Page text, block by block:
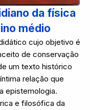
da física
médio
cujo objetivo é
de conservação
um texto histórico
relação que
epistemologia.
e filosófica da